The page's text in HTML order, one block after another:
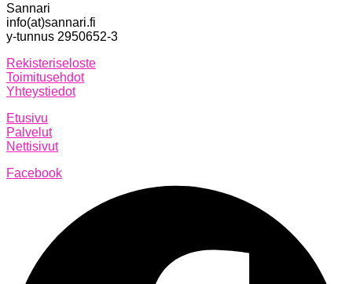
Sannari
info(at)sannari.fi
y-tunnus 2950652-3
Rekisteriseloste
Toimitusehdot
Yhteystiedot
Etusivu
Palvelut
Nettisivut
Facebook